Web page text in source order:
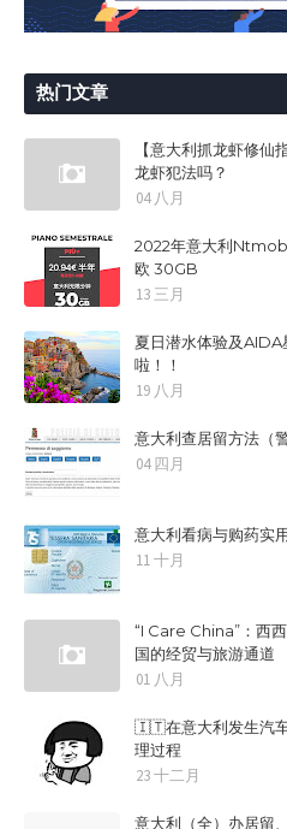
热门文章
【意大利抓龙虾修仙
龙虾犯法吗？
04 八月
2022年意大利
欧 30GB
13 三月
夏日潜水体验及
啦！！
19 八月
意大利查居留方法（
04 四月
意大利看病与购药实
11 十月
“I Care China”：西
国的经贸与旅游通道
01 八月
🇮🇹在意大利发生汽
理过程
23 十二月
意大利（全）办居留